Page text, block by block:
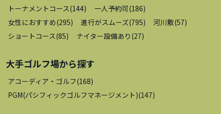
トーナメントコース(144) 一人予約可(186)
女性におすすめ(295) 進行がスムーズ(795) 河川敷(57)
ショートコース(85) ナイター設備あり (27)
大手ゴルフ場から探す
アコーディア・ゴルフ(168)
PGM(パシフィックゴルフマネージメント)(147)